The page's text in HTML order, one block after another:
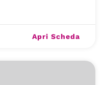
Apri Scheda